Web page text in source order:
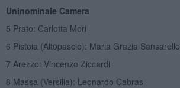
Uninominale Camera
5 Prato: Carlotta Mori
6 Pistoia (Altopascio): Maria Grazia Sansarello
7 Arezzo: Vincenzo Ziccardi
8 Massa (Versilia): Leonardo Cabras